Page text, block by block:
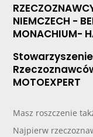
NIEMCZECH -
MONACHIUM-
MOTOEXPERT
Masz roszczenie
Najpierw